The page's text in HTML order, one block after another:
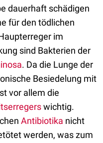
dauerhaft schädigen
für den tödlichen
im
sind Bakterien der
. Da die Lunge der
Besiedelung mit
vor allem die
wichtig.
Antibiotika nicht
werden, was zum